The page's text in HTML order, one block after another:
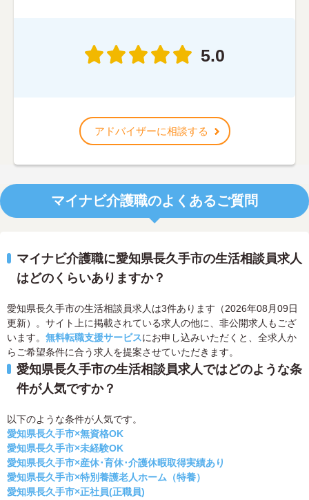
5.0
アドバイザーに相談する
マイナビ介護職のよくあるご質問
マイナビ介護職に愛知県長久手市の生活相談員求人
はどのくらいありますか？
愛知県長久手市の生活相談員求人は3件あります（2026年08月09日
更新）。サイト上に掲載されている求人の他に、非公開求人もござ
います。 無料転職支援サービスにお申し込みいただくと、全求人か
らご希望条件に合う求人を提案させていただきます。
愛知県長久手市の生活相談員求人ではどのような条
件が人気ですか？
以下のような条件が人気です。
愛知県長久手市×無資格OK
愛知県長久手市×未経験OK
愛知県長久手市×産休･育休･介護休暇取得実績あり
愛知県長久手市×特別養護老人ホーム（特養）
愛知県長久手市×正社員(正職員)